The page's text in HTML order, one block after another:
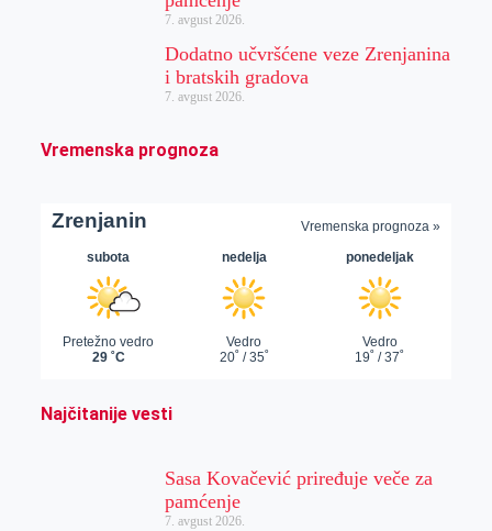
7. avgust 2026.
Dodatno učvršćene veze Zrenjanina
i bratskih gradova
7. avgust 2026.
Vremenska prognoza
Najčitanije vesti
Sasa Kovačević priređuje veče za
pamćenje
7. avgust 2026.